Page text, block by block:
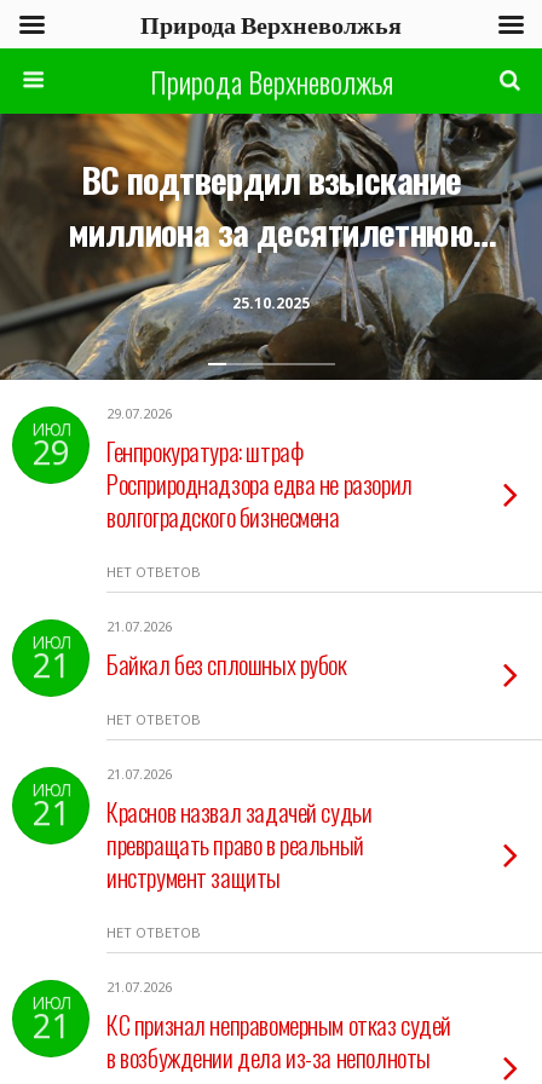
Природа Верхневолжья
25.10.2025
ВС подтвердил взыскание
миллиона за десятилетнюю
волокиту приставов
ИЮЛ
29
29.07.2026
Генпрокуратура: штраф
Росприроднадзора едва не разорил
волгоградского бизнесмена
НЕТ ОТВЕТОВ
ИЮЛ
21
21.07.2026
Байкал без сплошных рубок
НЕТ ОТВЕТОВ
ИЮЛ
21
21.07.2026
Краснов назвал задачей судьи
превращать право в реальный
инструмент защиты
НЕТ ОТВЕТОВ
ИЮЛ
21
21.07.2026
КС признал неправомерным отказ судей
в возбуждении дела из-за неполноты
Природа Верхневолжья